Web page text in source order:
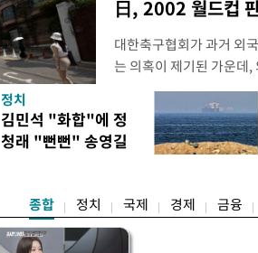
日, 2002 월드컵
대한축구협회가 과거 외
는 의혹이 제기된 가운데
도하면서 파장이 커지고
광부가 2016년 작성한
2011년 3월부터 2012년
에 참여한 외국인 심판들
정치
김민석 "화합"에 정
청래 "뻔뻔" 송영길
종합 정치 국제 경제 금융